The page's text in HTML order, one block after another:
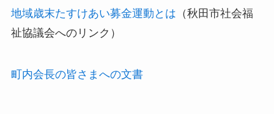
地域歳末たすけあい募金運動とは （秋田市社会福
祉協議会へのリンク）
町内会長の皆さまへの文書